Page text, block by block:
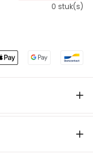
0 stuk(s)